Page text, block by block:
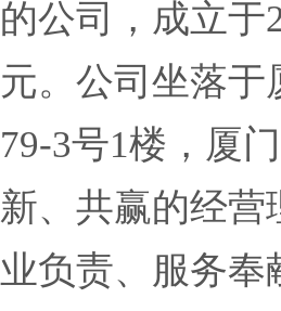
的公司，成立于
元。公司坐落
79-3号1楼，厦
新、共赢的经
业负责、服务奉